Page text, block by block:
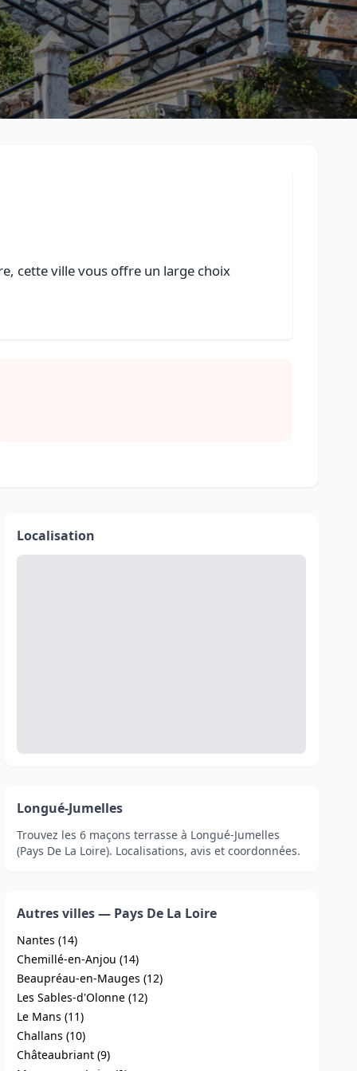
cette ville vous offre un large choix
Localisation
Longué-Jumelles
Trouvez les 6 maçons terrasse à Longué-Jumelles
(Pays De La Loire). Localisations, avis et coordonnées.
Autres villes — Pays De La Loire
Nantes (14)
Chemillé-en-Anjou (14)
Beaupréau-en-Mauges (12)
Les Sables-d'Olonne (12)
Le Mans (11)
Challans (10)
Châteaubriant (9)